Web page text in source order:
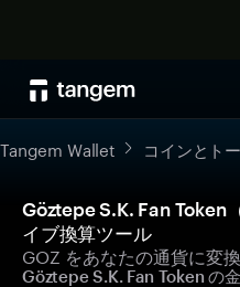
Tangem Wallet コインとト
Göztepe S.K. Fan Token
イブ換算ツール
GOZ をあなたの通貨に変換
Göztepe S.K. Fan Token の